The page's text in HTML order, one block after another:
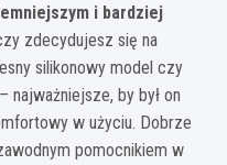
i bardziej
zdecydujesz się na
silikonowy model czy
najważniejsze, by był on
w użyciu. Dobrze
pomocnikiem w